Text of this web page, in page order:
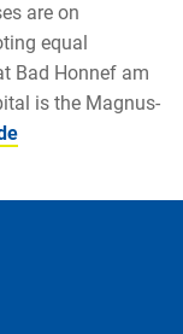
are on
equal
Bad Honnef am
is the Magnus-